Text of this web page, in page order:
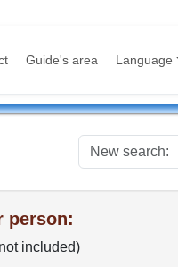
Guide's area Language
person:
included)